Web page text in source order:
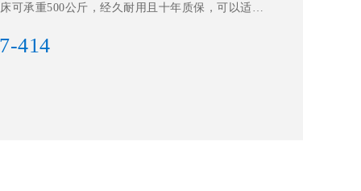
可承重500公斤，经久耐用且十年质保，可以适应
414